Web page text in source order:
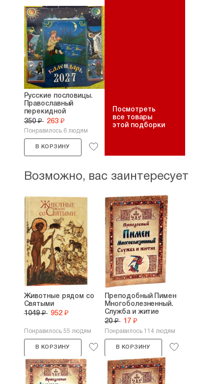
Русские пословицы.
Православный
перекидной
календарь...
350 ₽ 263 ₽
Понравилось 6 людям
В КОРЗИНУ
Посмотреть
все товары
этой подборки
Возможно, вас заинтересует
Животные рядом со
Святыми
1049 ₽ 952 ₽
Понравилось 55 людям
В КОРЗИНУ
Преподобный Пимен
Многоболезненный.
Служба и житие
20 ₽ 17 ₽
Понравилось 114 людям
В КОРЗИНУ